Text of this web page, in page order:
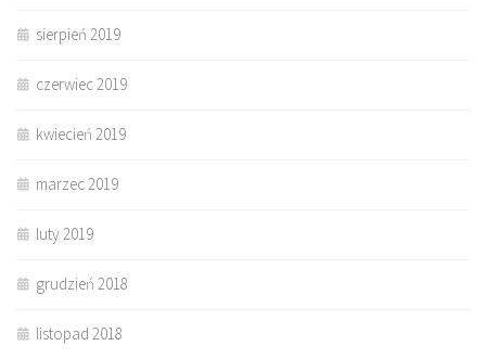
sierpień 2019
czerwiec 2019
kwiecień 2019
marzec 2019
luty 2019
grudzień 2018
listopad 2018